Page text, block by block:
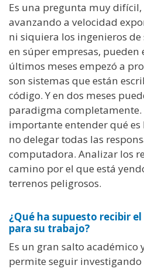
Es una pregunta muy difícil,
avanzando a velocidad
ni siquiera los ingenieros
en súper empresas, pueden
últimos meses empezó a
son sistemas que están
código. Y en dos meses
paradigma completamente.
importante entender qué es
no delegar todas las
computadora. Analizar los
camino por el que está
terrenos peligrosos.
¿Qué ha supuesto recibir
para su trabajo?
Es un gran salto académico
permite seguir